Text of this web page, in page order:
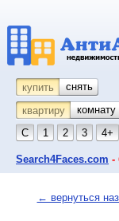
купить снять
квартиру
комнату
С
1 2 3 4+
Search4Faces.com -
← вернуться